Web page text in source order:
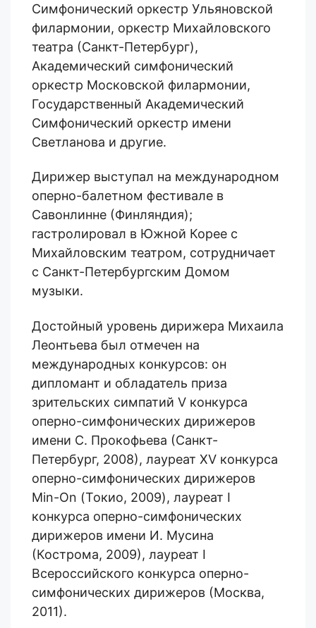
Симфонический оркестр Ульяновской
филармонии, оркестр Михайловского
театра (Санкт-Петербург),
Академический симфонический
оркестр Московской филармонии,
Государственный Академический
Симфонический оркестр имени
Светланова и другие.
Дирижер выступал на международном
оперно-балетном фестивале в
Савонлинне (Финляндия);
гастролировал в Южной Корее с
Михайловским театром, сотрудничает
с Санкт-Петербургским Домом
музыки.
Достойный уровень дирижера Михаила
Леонтьева был отмечен на
международных конкурсов: он
дипломант и обладатель приза
зрительских симпатий V конкурса
оперно-симфонических дирижеров
имени С. Прокофьева (Санкт-
Петербург, 2008), лауреат XV конкурса
оперно-симфонических дирижеров
Min-On (Токио, 2009), лауреат I
конкурса оперно-симфонических
дирижеров имени И. Мусина
(Кострома, 2009), лауреат I
Всероссийского конкурса оперно-
симфонических дирижеров (Москва,
2011).